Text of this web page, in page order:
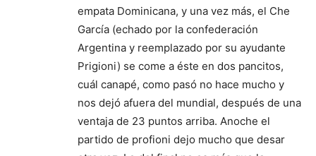
empata Dominicana, y una vez más, el Che
García (echado por la confederación
Argentina y reemplazado por su ayudante
Prigioni) se come a éste en dos pancitos,
cuál canapé, como pasó no hace mucho y
nos dejó afuera del mundial, después de una
ventaja de 23 puntos arriba. Anoche el
partido de profioni dejo mucho que desar